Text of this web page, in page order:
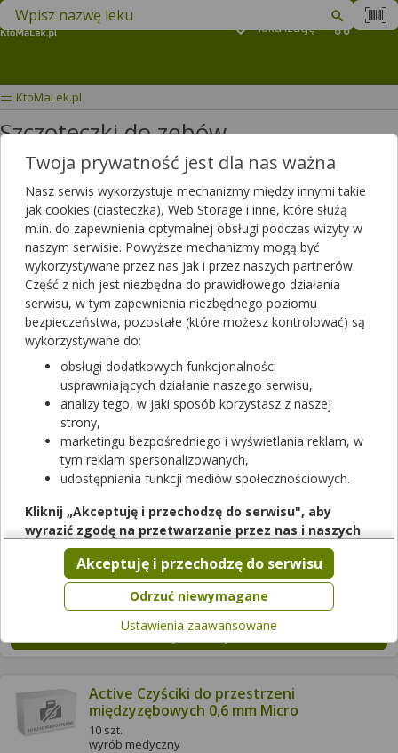
lokalizację
Znajdź lek w swojej okolicy
KtoMaLek.pl
Szczoteczki do zębów
Wybierz grupę produktów
Filtrowanie
Filtrowanie
Wyniki wyszukiwania(814)
Wyczyść filtry
Active Czyściki do przestrzeni
międzyzębowych 0,45 mm
6 szt.
wyrób medyczny
Dostępność
Dodaj do koszyka
Active Czyściki do przestrzeni
międzyzębowych 0,6 mm
6 szt.
wyrób medyczny
Dostępność
Dodaj do koszyka
Active Czyściki do przestrzeni
międzyzębowych 0,6 mm Micro
10 szt.
wyrób medyczny
Twoja prywatność jest dla nas ważna
Nasz serwis wykorzystuje mechanizmy między innymi takie
jak cookies (ciasteczka), Web Storage i inne, które służą
m.in. do zapewnienia optymalnej obsługi podczas wizyty w
naszym serwisie. Powyższe mechanizmy mogą być
wykorzystywane przez nas jak i przez naszych partnerów.
Część z nich jest niezbędna do prawidłowego działania
serwisu, w tym zapewnienia niezbędnego poziomu
bezpieczeństwa, pozostałe (które możesz kontrolować) są
wykorzystywane do:
obsługi dodatkowych funkcjonalności
usprawniających działanie naszego serwisu,
analizy tego, w jaki sposób korzystasz z naszej
strony,
marketingu bezpośredniego i wyświetlania reklam, w
tym reklam spersonalizowanych,
udostępniania funkcji mediów społecznościowych.
Kliknij „Akceptuję i przechodzę do serwisu", aby
wyrazić zgodę na przetwarzanie przez nas i naszych
partnerów Twoich danych w powyższych celach.
Pamiętaj, że wyrażenie zgody jest dobrowolne, a wyrażoną
zgodę możesz w każdej chwili cofnąć, możesz też wycofać
zgodę na przetwarzanie Twoich danych tylko w niektórych
celach. Jeżeli chcesz dowiedzieć się więcej lub chcesz
przeprowadzić konfigurację szczegółową, to możesz tego
Więcej informacji na temat wykorzystywania narzędzi
zewnętrznych w naszym serwisie znajdziesz wRegulaminie
Serwisu.
Odrzuć niewymagane
Akceptuję i przechodzę do serwisu
Ustawienia zaawansowane